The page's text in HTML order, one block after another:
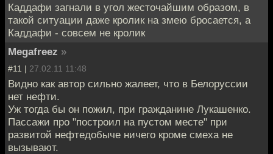
Каддафи загнали в угол жесточайшим образом, в
такой ситуации даже кролик на змею бросается, а
Каддафи - совсем не кролик
Megafreez »
#11 | 27.02.11 11:48
Видно как автор сильно жалеет, что в Белоруссии
нет нефти.
Уж тогда бы он пожил, при гражданине Лукашенко.
Пассажи про "построил на пустом месте" при
развитой нефтедобыче ничего кроме смеха не
вызывают.